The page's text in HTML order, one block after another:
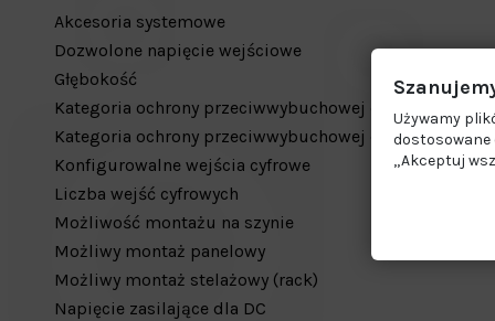
Akcesoria systemowe
Dozwolone napięcie wejściowe
Głębokość
Kategoria ochrony przeciwwybuchowej dla gazów
Kategoria ochrony przeciwwybuchowej dla pyłów
Konfigurowalne wejścia cyfrowe
Liczba wejść cyfrowych
Możliwość montażu na szynie
Możliwy montaż panelowy
Możliwy montaż stelażowy (rack)
Napięcie zasilające dla DC
Używamy
dostosowane
„Akceptuj